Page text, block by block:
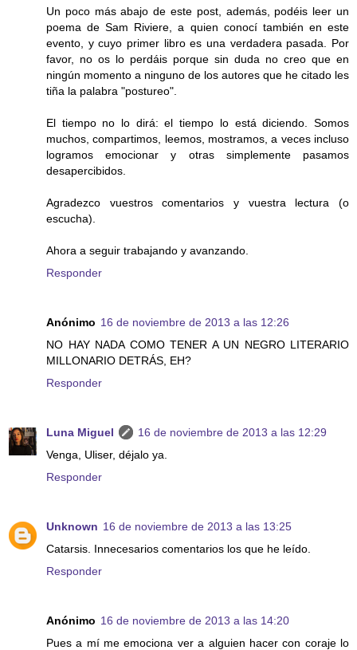
Un poco más abajo de este post, además, podéis leer un
poema de Sam Riviere, a quien conocí también en este
evento, y cuyo primer libro es una verdadera pasada. Por
favor, no os lo perdáis porque sin duda no creo que en
ningún momento a ninguno de los autores que he citado les
tiña la palabra "postureo".
El tiempo no lo dirá: el tiempo lo está diciendo. Somos
muchos, compartimos, leemos, mostramos, a veces incluso
logramos emocionar y otras simplemente pasamos
desapercibidos.
Agradezco vuestros comentarios y vuestra lectura (o
escucha).
Ahora a seguir trabajando y avanzando.
Responder
Anónimo 16 de noviembre de 2013 a las 12:26
NO HAY NADA COMO TENER A UN NEGRO LITERARIO
MILLONARIO DETRÁS, EH?
Responder
Luna Miguel
16 de noviembre de 2013 a las 12:29
Venga, Uliser, déjalo ya.
Responder
Unknown 16 de noviembre de 2013 a las 13:25
Catarsis. Innecesarios comentarios los que he leído.
Responder
Anónimo 16 de noviembre de 2013 a las 14:20
Pues a mí me emociona ver a alguien hacer con coraje lo